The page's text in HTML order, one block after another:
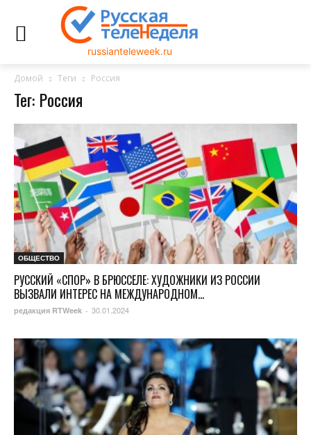
russianteleweek.ru
Домой Теги Россия
Тег: Россия
ОБЩЕСТВО
РУССКИЙ «СПОР» В БРЮССЕЛЕ: ХУДОЖНИКИ ИЗ РОССИИ
ВЫЗВАЛИ ИНТЕРЕС НА МЕЖДУНАРОДНОМ...
редакция RTWeek - 30.01.2024